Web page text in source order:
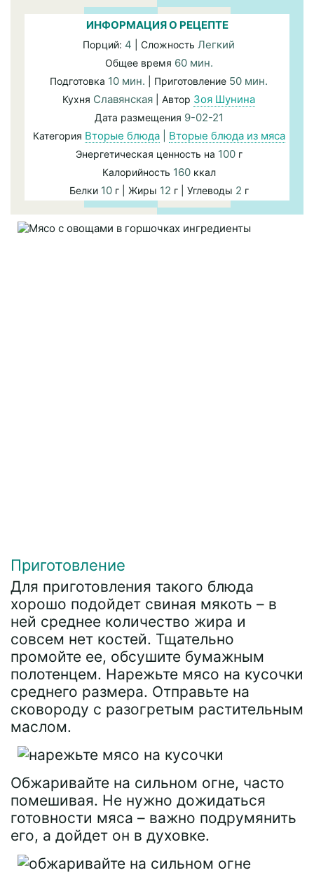
ИНФОРМАЦИЯ О РЕЦЕПТЕ
Порций: 4 | Сложность Легкий
Общее время 60 мин.
Подготовка 10 мин. | Приготовление 50 мин.
Кухня Славянская | Автор Зоя Шунина
Дата размещения 9-02-21
Категория Вторые блюда| Вторые блюда из мяса
Энергетическая ценность на 100г
Калорийность 160ккал
Белки 10г | Жиры 12 г | Углеводы 2 г
Приготовление
Для приготовления такого блюда
хорошо подойдет свиная мякоть – в
ней среднее количество жира и
совсем нет костей. Тщательно
промойте ее, обсушите бумажным
полотенцем. Нарежьте мясо на кусочки
среднего размера. Отправьте на
сковороду с разогретым растительным
маслом.
Обжаривайте на сильном огне, часто
помешивая. Не нужно дожидаться
готовности мяса – важно подрумянить
его, а дойдет он в духовке.